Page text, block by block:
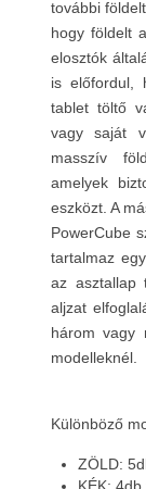
további
hogy földelt
elosztók
is előfordul,
tablet töltő
vagy saját
masszív
amelyek
eszközt. A
PowerCube
tartalmaz
az asztallap
aljzat
három vagy
modelleknél.
Különböző
ZÖLD: